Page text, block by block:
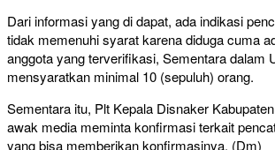
Dari informasi yang di dapat, ada indikasi
tidak memenuhi syarat karena diduga cuma
anggota yang terverifikasi, Sementara dalam
mensyaratkan minimal 10 (sepuluh) orang.
Sementara itu, Plt Kepala Disnaker
awak media meminta konfirmasi terkait
yang bisa memberikan konfirmasinya. (Dm)